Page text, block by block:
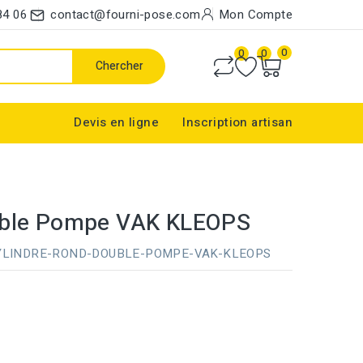
06 contact@fourni-pose.com Mon Compte
Chercher
0 0 0
Devis en ligne Inscription artisan
Pompe VAK KLEOPS
ROND-DOUBLE-POMPE-VAK-KLEOPS